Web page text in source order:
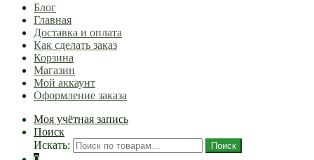
Блог
Главная
Доставка и оплата
Как сделать заказ
Корзина
Магазин
Мой аккаунт
Оформление заказа
Моя учётная запись
Поиск
Искать:
Поиск